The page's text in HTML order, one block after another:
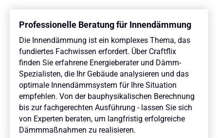
Professionelle Beratung für Innendämmung
Die Innendämmung ist ein komplexes Thema, das
fundiertes Fachwissen erfordert. Über Craftflix
finden Sie erfahrene Energieberater und Dämm-
Spezialisten, die Ihr Gebäude analysieren und das
optimale Innendämmsystem für Ihre Situation
empfehlen. Von der bauphysikalischen Berechnung
bis zur fachgerechten Ausführung - lassen Sie sich
von Experten beraten, um langfristig erfolgreiche
Dämmmaßnahmen zu realisieren.